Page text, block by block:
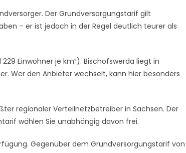
Der Grundversorgungstarif gilt
– er ist jedoch in der Regel deutlich teurer als
Einwohner je km²). Bischofswerda liegt in
Wer den Anbieter wechselt, kann hier besonders
regionaler Verteilnetzbetreiber in Sachsen. Der
wählen Sie unabhängig davon frei.
Gegenüber dem Grundversorgungstarif von